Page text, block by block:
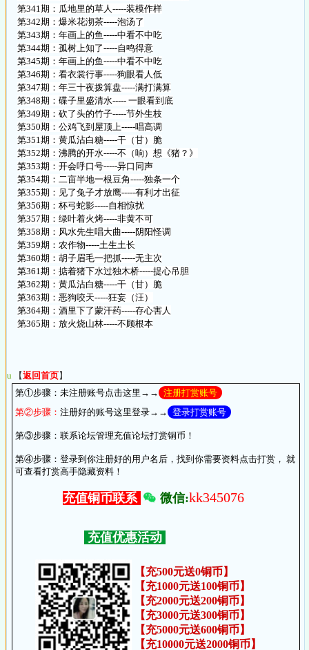
第341期：瓜地里的草人-----装模作样
第342期：爆米花沏茶-----泡汤了
第343期：年画上的鱼-----中看不中吃
第344期：孤树上知了-----自鸣得意
第345期：年画上的鱼-----中看不中吃
第346期：看衣裳行事-----狗眼看人低
第347期：年三十夜拨算盘-----满打满算
第348期：碟子里盛清水----- 一眼看到底
第349期：砍了头的竹子-----节外生枝
第350期：公鸡飞到屋顶上-----唱高调
第351期：黄瓜沾白糖-----干（甘）脆
第352期：沸腾的开水-----不（响）想《猪？》
第353期：开会呼口号-----异口同声
第354期：二亩半地一根豆角-----独条一个
第355期：见了兔子才放鹰-----有利才出征
第356期：杯弓蛇影-----自相惊扰
第357期：绿叶着火烤-----非黄不可
第358期：风水先生唱大曲-----阴阳怪调
第359期：农作物-----土生土长
第360期：胡子眉毛一把抓-----无主次
第361期：掂着猪下水过独木桥-----提心吊胆
第362期：黄瓜沾白糖-----干（甘）脆
第363期：恶狗咬天-----狂妄（汪）
第364期：酒里下了蒙汗药-----存心害人
第365期：放火烧山林-----不顾根本
u 【返回首页】
第①步骤： 未注册账号点击这里→→ 注册打赏账号
第②步骤： 注册好的账号这里登录→→ 登录打赏账号
第③步骤： 联系论坛管理充值论坛打赏铜币！
第④步骤： 登录到你注册好的用户名后，找到你需要资料点击打赏， 就
可查看打赏高手隐藏资料！
充值铜币联系 微信:kk345076
充值优惠活动
【充500元送0铜币】
【充1000元送100铜币】
【充2000元送200铜币】
【充3000元送300铜币】
【充5000元送600铜币】
【充10000元送2000铜币】